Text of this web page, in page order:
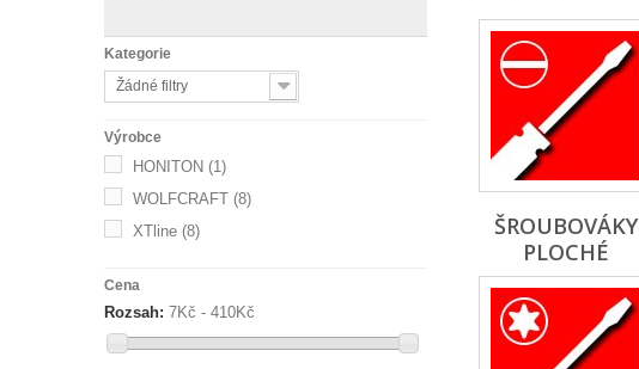
Kategorie
Žádné filtry
Výrobce
HONITON (1)
WOLFCRAFT (8)
XTline (8)
Cena
Rozsah: 7Kč - 410Kč
ŠROUBOVÁKY
PLOCHÉ